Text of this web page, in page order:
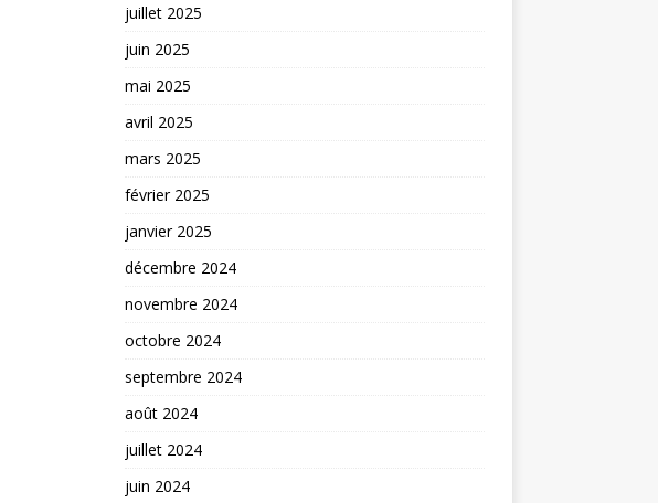
juillet 2025
juin 2025
mai 2025
avril 2025
mars 2025
février 2025
janvier 2025
décembre 2024
novembre 2024
octobre 2024
septembre 2024
août 2024
juillet 2024
juin 2024